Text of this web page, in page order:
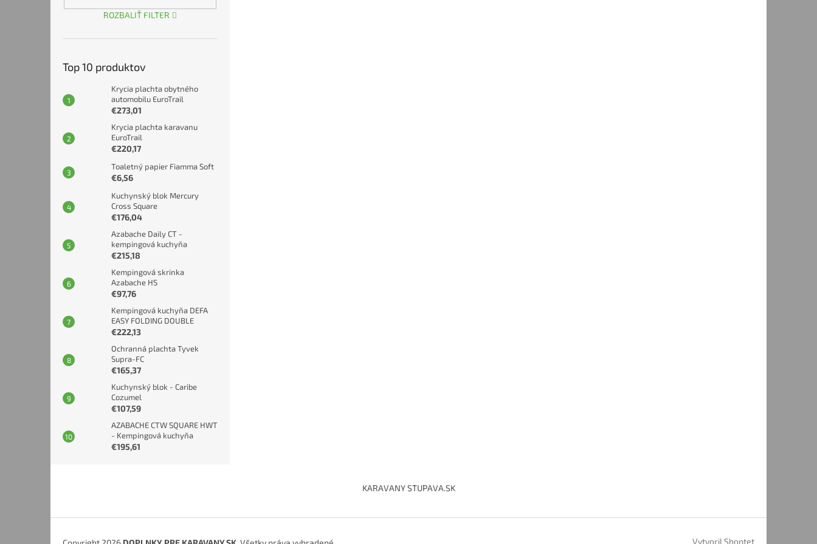
ROZBALIŤ FILTER
Top 10 produktov
Krycia plachta obytného
automobilu EuroTrail
€273,01
Krycia plachta karavanu
EuroTrail
€220,17
Toaletný papier Fiamma Soft
€6,56
Kuchynský blok Mercury
Cross Square
€176,04
Azabache Daily CT -
kempingová kuchyňa
€215,18
Kempingová skrinka
Azabache HS
€97,76
Kempingová kuchyňa DEFA
EASY FOLDING DOUBLE
€222,13
Ochranná plachta Tyvek
Supra-FC
€165,37
Kuchynský blok - Caribe
Cozumel
€107,59
AZABACHE CTW SQUARE HWT
- Kempingová kuchyňa
€195,61
KARAVANY STUPAVA.SK
Vytvoril Shoptet